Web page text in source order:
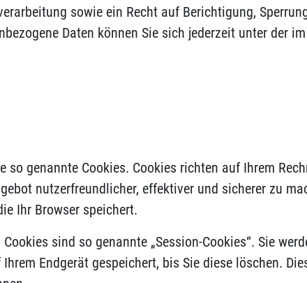
sowie ein Recht auf Berichtigung,
Daten können Sie sich jederzeit unter der im
so genannte Cookies. Cookies richten auf Ihrem
nutzerfreundlicher, effektiver und sicherer zu
Ihr Browser speichert.
sind so genannte „Session-Cookies“. Sie
Endgerät gespeichert, bis Sie diese löschen.